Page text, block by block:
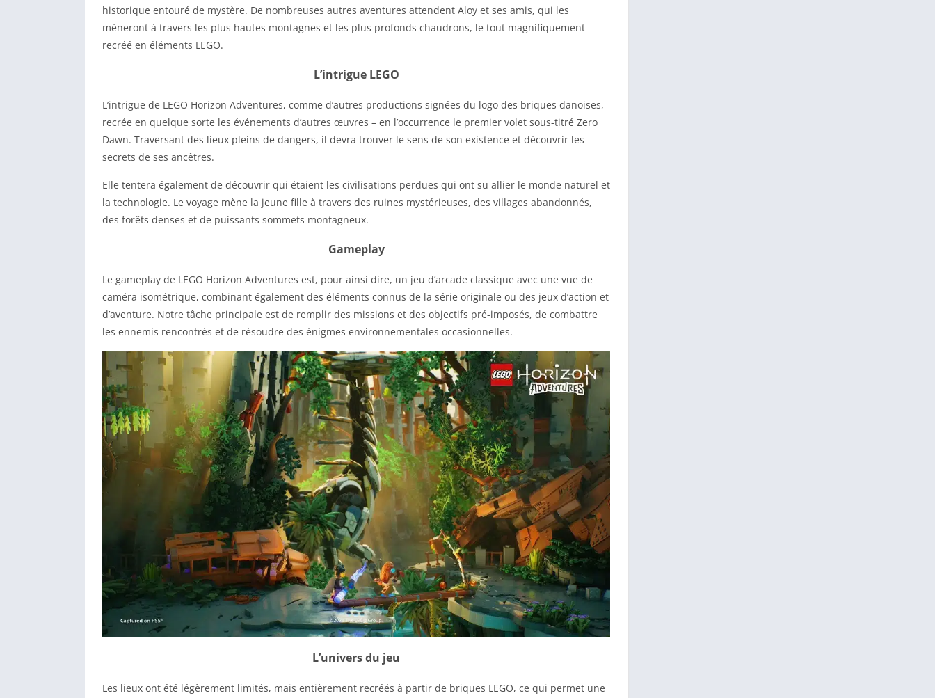
historique entouré de mystère. De nombreuses autres aventures attendent Aloy et ses amis, qui les
mèneront à travers les plus hautes montagnes et les plus profonds chaudrons, le tout magnifiquement
recréé en éléments LEGO.
L’intrigue LEGO
L’intrigue de LEGO Horizon Adventures, comme d’autres productions signées du logo des briques danoises,
recrée en quelque sorte les événements d’autres œuvres – en l’occurrence le premier volet sous-titré Zero
Dawn. Traversant des lieux pleins de dangers, il devra trouver le sens de son existence et découvrir les
secrets de ses ancêtres.
Elle tentera également de découvrir qui étaient les civilisations perdues qui ont su allier le monde naturel et
la technologie. Le voyage mène la jeune fille à travers des ruines mystérieuses, des villages abandonnés,
des forêts denses et de puissants sommets montagneux.
Gameplay
Le gameplay de LEGO Horizon Adventures est, pour ainsi dire, un jeu d’arcade classique avec une vue de
caméra isométrique, combinant également des éléments connus de la série originale ou des jeux d’action et
d’aventure. Notre tâche principale est de remplir des missions et des objectifs pré-imposés, de combattre
les ennemis rencontrés et de résoudre des énigmes environnementales occasionnelles.
L’univers du jeu
Les lieux ont été légèrement limités, mais entièrement recréés à partir de briques LEGO, ce qui permet une